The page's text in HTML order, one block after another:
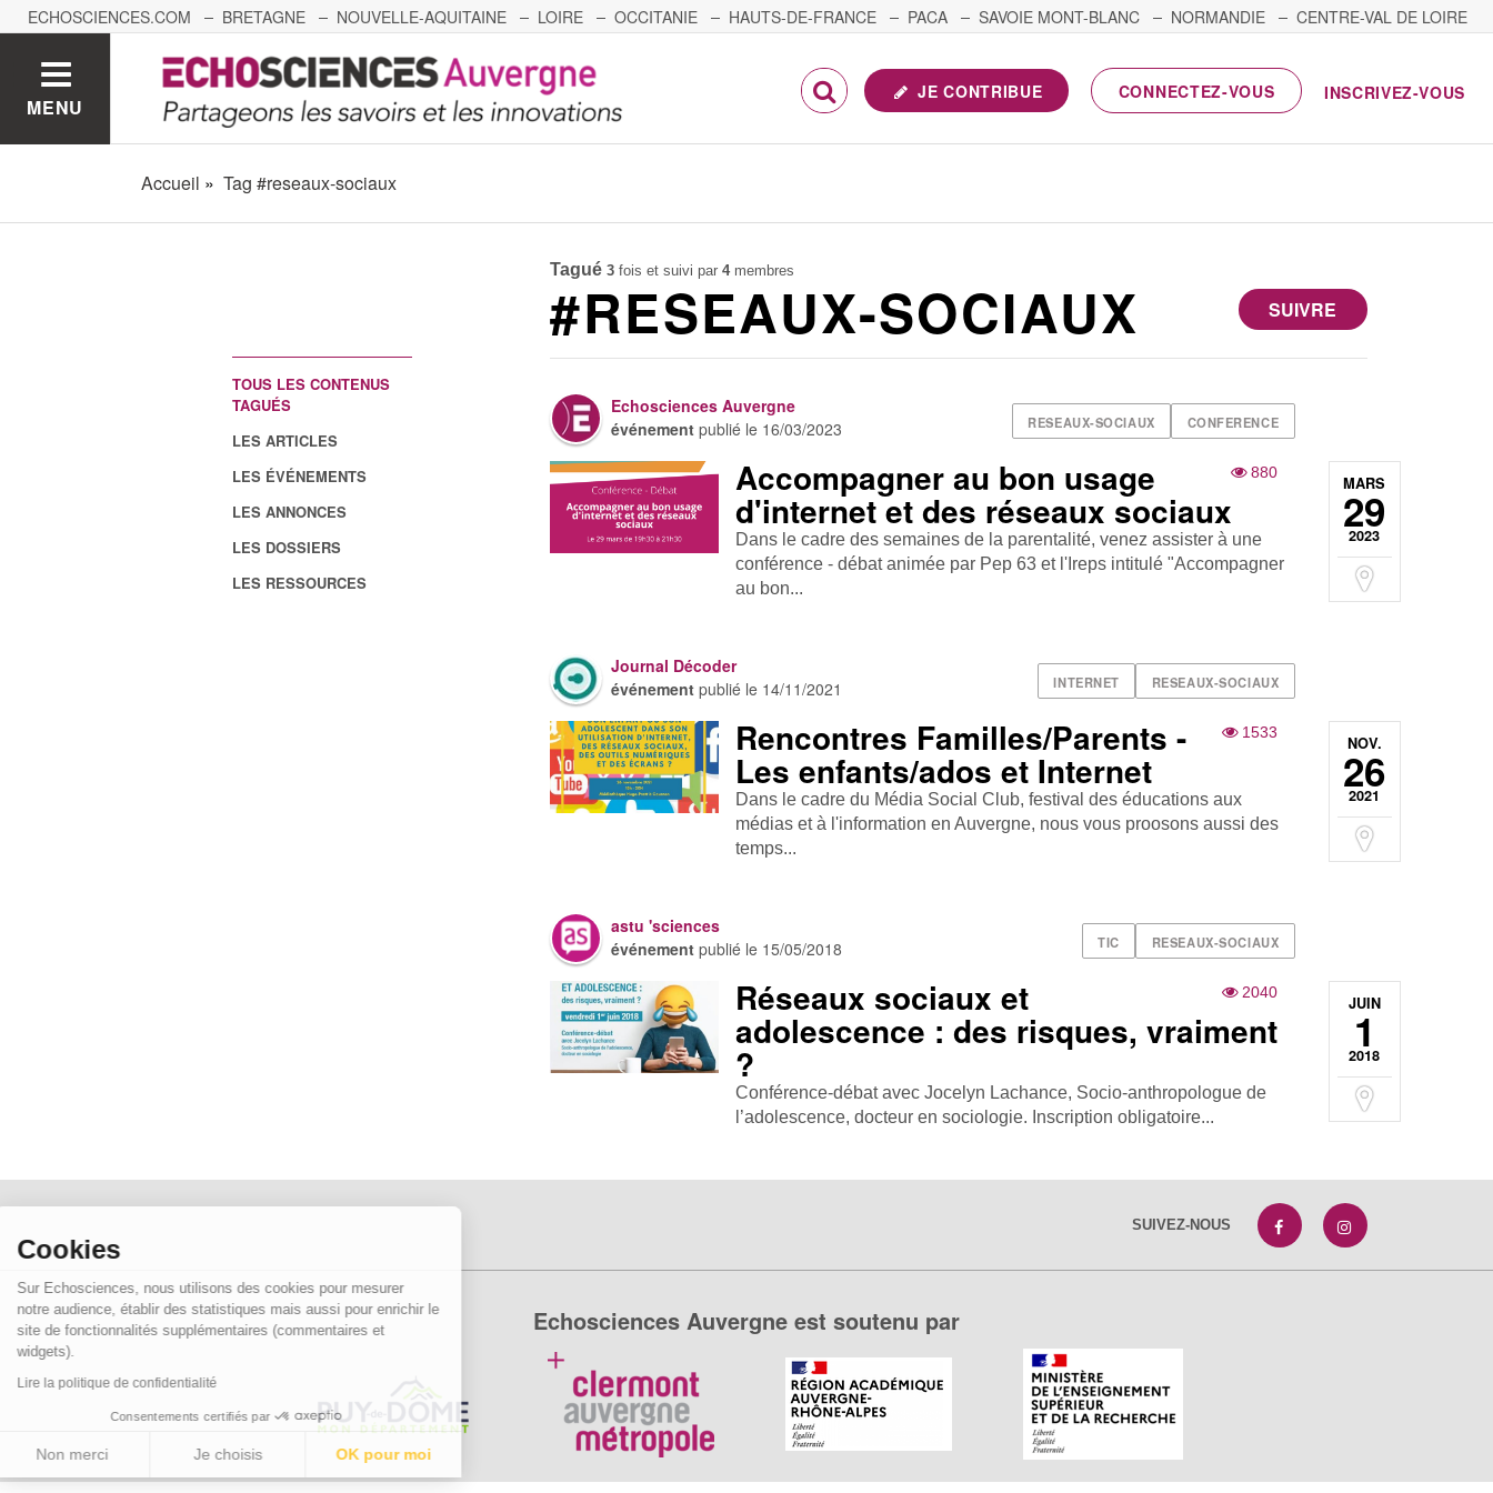
Cookies
Sur Echosciences, nous utilisons des cookies pour mesurer
notre audience, établir des statistiques mais aussi pour enrichir le
site de fonctionnalités supplémentaires (commentaires et
widgets).
Lire la politique de confidentialité
Consentements certifiés par
Non merci Je choisis OK pour moi
ECHOSCIENCES.COM BRETAGNE NOUVELLE-AQUITAINE LOIRE OCCITANIE HAUTS-DE-FRANCE PACA SAVOIE MONT-BLANC NORMANDIE
CENTRE-VAL DE LOIRE
GRENOBLE GRAND EST BOURGOGNE-FRANCHE-COMTÉ
MENU
JE CONTRIBUE CONNECTEZ-VOUS INSCRIVEZ-VOUS
Accueil Tag #reseaux-sociaux
TOUS LES CONTENUS
TAGUÉS
LES ARTICLES
LES ÉVÉNEMENTS
LES ANNONCES
LES DOSSIERS
LES RESSOURCES
Tagué 3 fois et suivi par4membres
SUIVRE
#RESEAUX-SOCIAUX
RESEAUX-SOCIAUX CONFERENCE
Echosciences Auvergne
événement publié le 16/03/2023
MARS
29
2023
880
Accompagner au bon usage
d'internet et des réseaux sociaux
Dans le cadre des semaines de la parentalité, venez assister à une
conférence - débat animée par Pep 63 et l'Ireps intitulé "Accompagner
au bon...
INTERNET RESEAUX-SOCIAUX
Journal Décoder
événement publié le 14/11/2021
NOV.
26
2021
1533
Rencontres Familles/Parents -
Les enfants/ados et Internet
Dans le cadre du Média Social Club , festival des éducations aux
médias et à l'information en Auvergne, nous vous proosons aussi des
temps...
TIC RESEAUX-SOCIAUX
astu 'sciences
événement publié le 15/05/2018
JUIN
1
2018
2040
Réseaux sociaux et
adolescence : des risques, vraiment
?
Conférence-débat avec Jocelyn Lachance, Socio-anthropologue de
l’adolescence, docteur en sociologie. Inscription obligatoire...
SUIVEZ-NOUS
Echosciences Auvergne est soutenu par